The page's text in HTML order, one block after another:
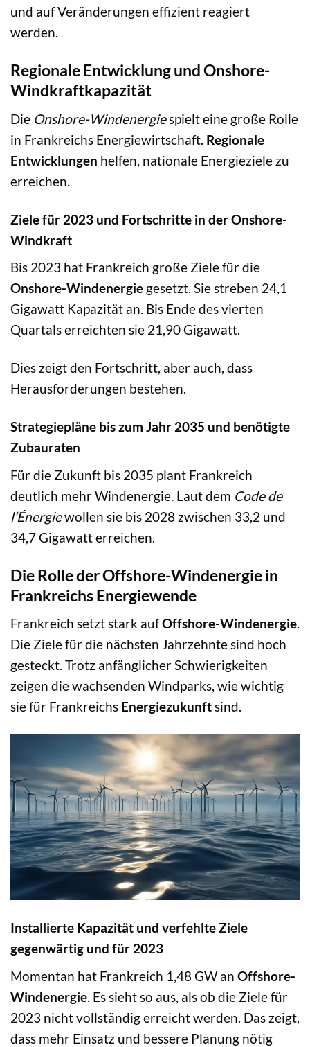
und auf Veränderungen effizient reagiert
werden.
Regionale Entwicklung und Onshore-
Windkraftkapazität
Die Onshore-Windenergiespielt eine große Rolle
in Frankreichs Energiewirtschaft. Regionale
Entwicklungen helfen, nationale Energieziele zu
erreichen.
Ziele für 2023 und Fortschritte in der Onshore-
Windkraft
Bis 2023 hat Frankreich große Ziele für die
Onshore-Windenergie gesetzt. Sie streben 24,1
Gigawatt Kapazität an. Bis Ende des vierten
Quartals erreichten sie 21,90 Gigawatt.
Dies zeigt den Fortschritt, aber auch, dass
Herausforderungen bestehen.
Strategiepläne bis zum Jahr 2035 und benötigte
Zubauraten
Für die Zukunft bis 2035 plant Frankreich
deutlich mehr Windenergie. Laut dem Code de
l’Énergiewollen sie bis 2028 zwischen 33,2 und
34,7 Gigawatt erreichen.
Die Rolle der Offshore-Windenergie in
Frankreichs Energiewende
Frankreich setzt stark aufOffshore-Windenergie.
Die Ziele für die nächsten Jahrzehnte sind hoch
gesteckt. Trotz anfänglicher Schwierigkeiten
zeigen die wachsenden Windparks, wie wichtig
sie für Frankreichs Energiezukunftsind.
Installierte Kapazität und verfehlte Ziele
gegenwärtig und für 2023
Momentan hat Frankreich 1,48 GW an Offshore-
Windenergie. Es sieht so aus, als ob die Ziele für
2023 nicht vollständig erreicht werden. Das zeigt,
dass mehr Einsatz und bessere Planung nötig